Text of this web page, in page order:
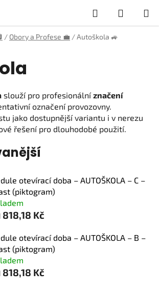
Hledat
KOŠÍK
/ Obory a Profese 💼 /Autoškola 🚙
slouží pro profesionálníznačení
označení provozovny.
jako dostupnější variantu i v nerezu
řešení pro dlouhodobé použití.
otevírací doba – AUTOŠKOLA – C –
(piktogram)
818,18 Kč
otevírací doba – AUTOŠKOLA – B –
(piktogram)
818,18 Kč